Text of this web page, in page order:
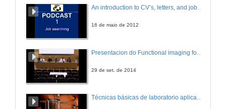
An introduction to CV’s, letters, and job searching
16 de maio de 2012
29 de set. de 2014
Técnicas básicas de laboratorio aplicadas á bioloxía